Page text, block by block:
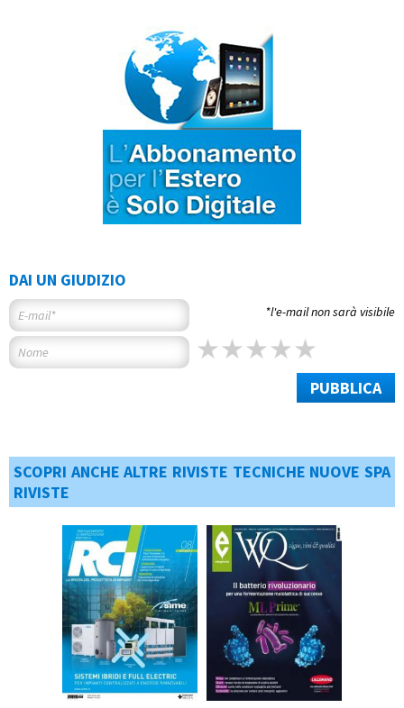
DAI UN GIUDIZIO
*l'e-mail non sarà visibile
PUBBLICA
SCOPRI ANCHE ALTRE RIVISTE TECNICHE NUOVE SPA
RIVISTE